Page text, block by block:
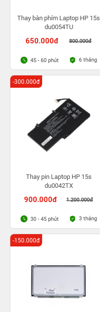
Thay bàn phím Laptop HP 15s
du0054TU
650.000đ 800.000đ
45 - 60 phút 6 tháng
Thay pin Laptop HP 15s
du0042TX
900.000đ 1.200.000đ
-300.000đ
30 - 45 phút 3 tháng
-150.000đ